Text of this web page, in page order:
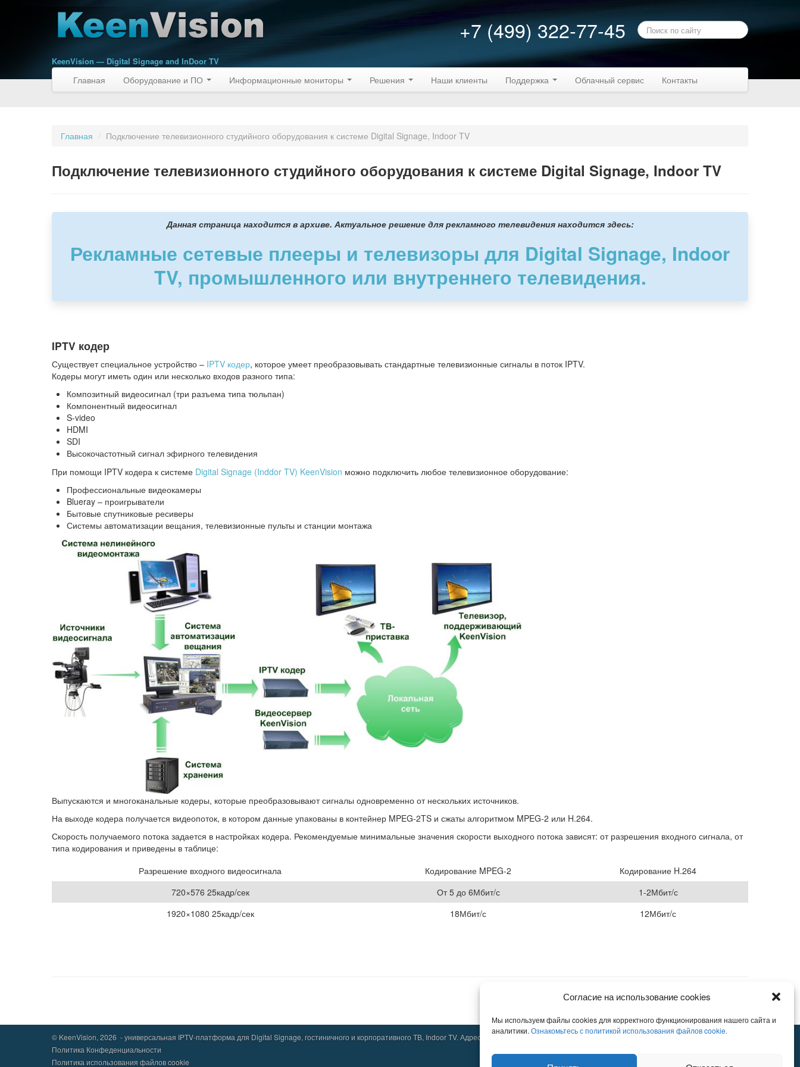
Согласие на использование cookies
Мы используем файлы cookies для корректного функционирования нашего сайта и
аналитики. Ознакомьтесь с политикой использования файлов cookie.
KeenVision — Digital Signage and InDoor TV
+7 (499) 322-77-45
Главная Оборудование и ПО Информационные мониторы Решения Наши клиенты Поддержка Облачный сервис Контакты
Главная / Подключение телевизионного студийного оборудования к системе Digital Signage, Indoor TV
Подключение телевизионного студийного оборудования к системе Digital Signage, Indoor TV
Данная страница находится в архиве. Актуальное решение для рекламного телевидения находится здесь:
Рекламные сетевые плееры и телевизоры для Digital Signage, Indoor
TV, промышленного или внутреннего телевидения.
IPTV кодер
Существует специальное устройство – IPTV кодер, которое умеет преобразовывать стандартные телевизионные сигналы в поток IPTV.
Кодеры могут иметь один или несколько входов разного типа:
Композитный видеосигнал (три разъема типа тюльпан)
Компонентный видеосигнал
S-video
HDMI
SDI
Высокочастотный сигнал эфирного телевидения
При помощи IPTV кодера к системе Digital Signage (Inddor TV) KeenVision можно подключить любое телевизионное оборудование:
Профессиональные видеокамеры
Blueray – проигрыватели
Бытовые спутниковые ресиверы
Системы автоматизации вещания, телевизионные пульты и станции монтажа
Выпускаются и многоканальные кодеры, которые преобразовывают сигналы одновременно от нескольких источников.
На выходе кодера получается видеопоток, в котором данные упакованы в контейнер MPEG-2TS и сжаты алгоритмом MPEG-2 или H.264.
Скорость получаемого потока задается в настройках кодера. Рекомендуемые минимальные значения скорости выходного потока зависят: от разрешения входного сигнала, от
типа кодирования и приведены в таблице:
Разрешение входного видеосигнала
Кодирование MPEG-2
Кодирование H.264
720×576 25кадр/сек
От 5 до 6Мбит/с
1-2Мбит/с
1920×1080 25кадр/сек
18Мбит/с 12Мбит/с
© KeenVision, 2026 - универсальная IPTV-платформа для Digital Signage, гостиничного и корпоративного ТВ, Indoor TV. Адрес: Москва, Зеленоград, Георгиевский проспект д.5, стр.2
Политика Конфеденциальности
Политика использования файлов cookie